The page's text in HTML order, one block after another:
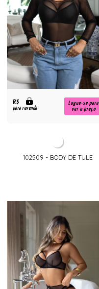
R$
para revenda
Logue-se para
ver o preço
102509 - BODY DE TULE